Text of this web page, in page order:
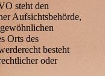
steht den
Aufsichtsbehörde,
Orts des
besteht
oder